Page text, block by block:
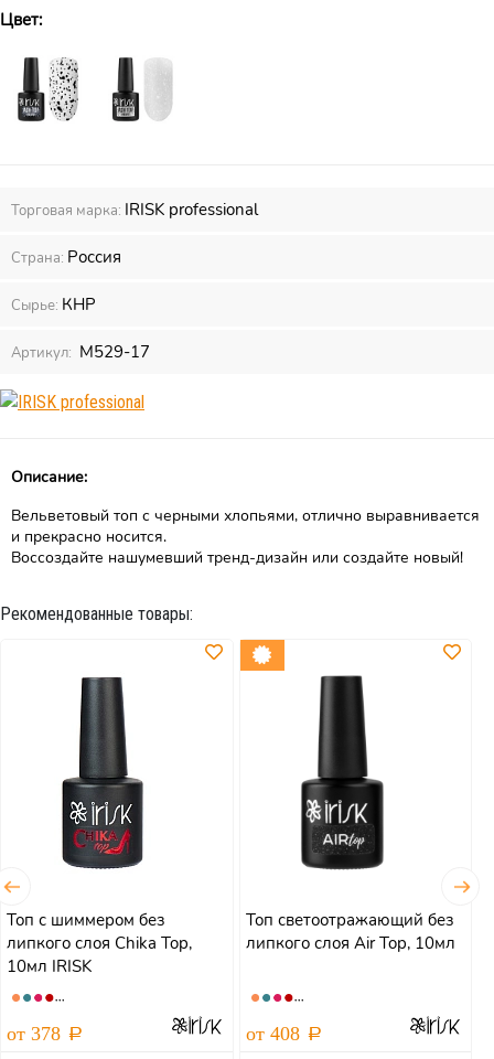
Цвет:
Торговая марка: IRISK professional
Страна: Россия
Сырье: КНР
Артикул: М529-17
Описание:
Вельветовый топ с черными хлопьями, отлично выравнивается
и прекрасно носится.
Воссоздайте нашумевший тренд-дизайн или создайте новый!
Рекомендованные товары:
Топ с шиммером без
липкого слоя Chika Top,
10мл IRISK
от 378
Топ светоотражающий без
липкого слоя Air Top, 10мл
от 408